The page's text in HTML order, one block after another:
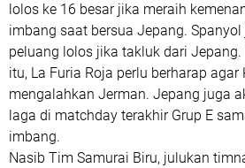
lolos ke 16 besar jika meraih
imbang saat bersua Jepang.
peluang lolos jika takluk dari
itu, La Furia Roja perlu berharap
mengalahkan Jerman. Jepang juga
laga di matchday terakhir Grup E
imbang.
Nasib Tim Samurai Biru, julukan